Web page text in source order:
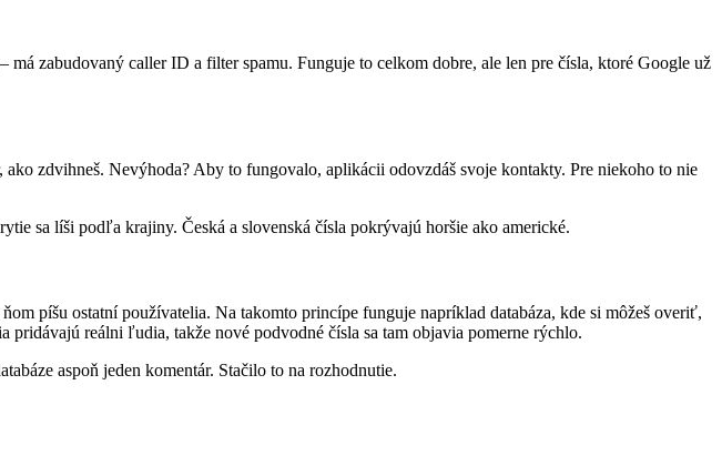
zabudovaný caller ID a filter spamu. Funguje to celkom dobre, ale len pre čísla, ktoré Google už
zdvihneš. Nevýhoda? Aby to fungovalo, aplikácii odovzdáš svoje kontakty. Pre niekoho to nie
sa líši podľa krajiny. Česká a slovenská čísla pokrývajú horšie ako americké.
píšu ostatní používatelia. Na takomto princípe funguje napríklad databáza, kde si môžeš overiť,
reálni ľudia, takže nové podvodné čísla sa tam objavia pomerne rýchlo.
aspoň jeden komentár. Stačilo to na rozhodnutie.